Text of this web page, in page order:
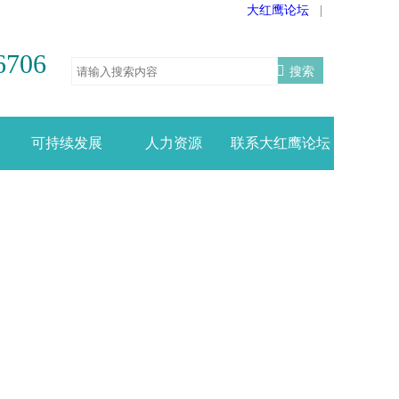
大红鹰论坛
搜索
可持续发展 人力资源 联系大红鹰论坛